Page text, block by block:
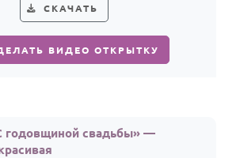
СКАЧАТЬ
ВИДЕО ОТКРЫТКУ
годовщиной свадьбы» —